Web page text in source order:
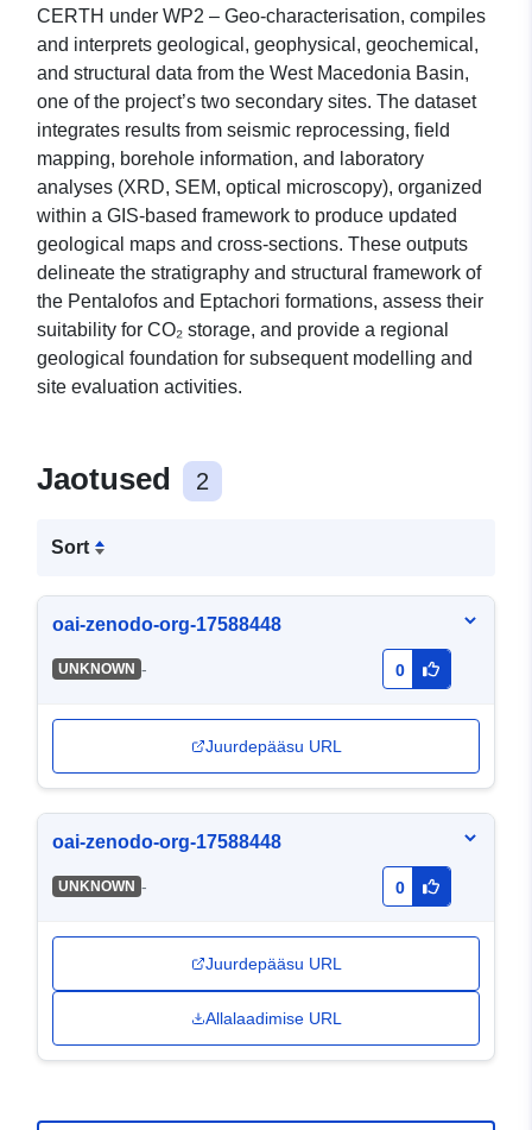
CERTH under WP2 – Geo-characterisation, compiles
and interprets geological, geophysical, geochemical,
and structural data from the West Macedonia Basin,
one of the project’s two secondary sites. The dataset
integrates results from seismic reprocessing, field
mapping, borehole information, and laboratory
analyses (XRD, SEM, optical microscopy), organized
within a GIS-based framework to produce updated
geological maps and cross-sections. These outputs
delineate the stratigraphy and structural framework of
the Pentalofos and Eptachori formations, assess their
suitability for CO₂ storage, and provide a regional
geological foundation for subsequent modelling and
site evaluation activities.
Jaotused 2
Sort
oai-zenodo-org-17588448
UNKNOWN - 0
Juurdepääsu URL
oai-zenodo-org-17588448
UNKNOWN - 0
Juurdepääsu URL
Allalaadimise URL